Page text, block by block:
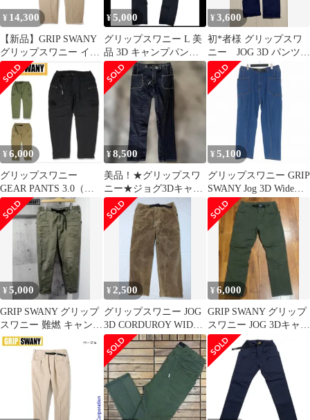
¥ 14,300
【新品】GRIP SWANY
グリップスワニー イー
ジージョグ3Dワイドキ
ャンプパンツ GSMP-
145
¥5,000
グリップスワニー L 美
品 3D キャンプパンツ
ストレッチ カーゴパン
ツ
¥3,600
初*者様 グリップスワ
ニー JOG 3D パンツ
Mサイズ ネイビー
¥ 6,000
グリップスワニー
GEAR PANTS 3.0（ギ
アパンツ3.0）GSP-92
¥8,500
美品！★グリップスワ
ニー★ジョグ3Dキャン
プパンツ★インディゴ
★XL
¥5,100
グリップスワニー GRIP
SWANY Jog 3D Wide
Camp Pants デニム ジー
ンズ XL インディゴ
GSP-59
¥5,000
GRIP SWANY グリップ
スワニー 難燃 キャンプ
パンツL GSP-OR04
¥2,500
グリップスワニー JOG
3D CORDUROY WIDE
CAMP PANTS
¥6,000
GRIP SWANY グリップ
スワニー JOG 3Dキャン
プパンツ GSP-55